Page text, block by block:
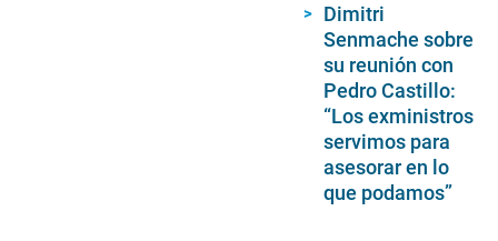
Dimitri
Senmache sobre
su reunión con
Pedro Castillo:
“Los exministros
servimos para
asesorar en lo
que podamos”